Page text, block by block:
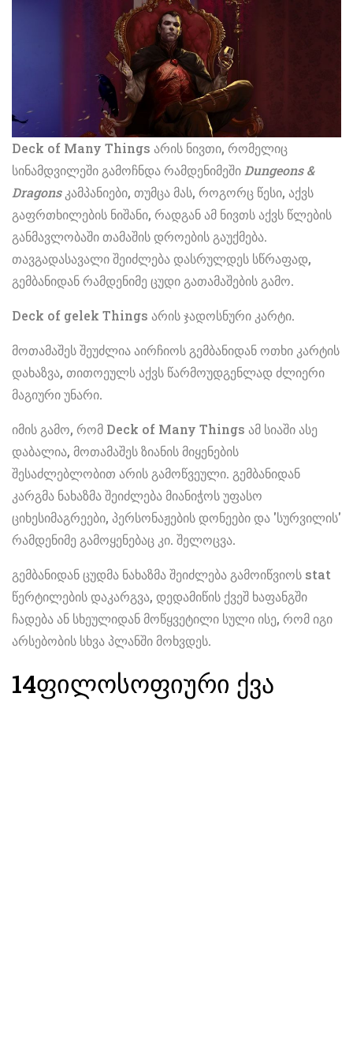
Deck of Many Things არის ნივთი, რომელიც
სინამდვილეში გამოჩნდა რამდენიმეში Dungeons &
Dragonsკამპანიები, თუმცა მას, როგორც წესი, აქვს
გაფრთხილების ნიშანი, რადგან ამ ნივთს აქვს წლების
განმავლობაში თამაშის დროების გაუქმება.
თავგადასავალი შეიძლება დასრულდეს სწრაფად,
გემბანიდან რამდენიმე ცუდი გათამაშების გამო.
Deck of gelek Things არის ჯადოსნური კარტი.
მოთამაშეს შეუძლია აირჩიოს გემბანიდან ოთხი კარტის
დახაზვა, თითოეულს აქვს წარმოუდგენლად ძლიერი
მაგიური უნარი.
იმის გამო, რომ Deck of Many Things ამ სიაში ასე
დაბალია, მოთამაშეს ზიანის მიყენების
შესაძლებლობით არის გამოწვეული. გემბანიდან
კარგმა ნახაზმა შეიძლება მიანიჭოს უფასო
ციხესიმაგრეები, პერსონაჟების დონეები და 'სურვილის'
რამდენიმე გამოყენებაც კი. შელოცვა.
გემბანიდან ცუდმა ნახაზმა შეიძლება გამოიწვიოს stat
წერტილების დაკარგვა, დედამიწის ქვეშ ხაფანგში
ჩადება ან სხეულიდან მოწყვეტილი სული ისე, რომ იგი
არსებობის სხვა პლანში მოხვდეს.
14ფილოსოფიური ქვა